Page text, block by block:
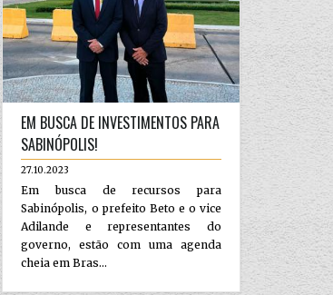
EM BUSCA DE INVESTIMENTOS PARA
SABINÓPOLIS!
27.10.2023
Em busca de recursos para
Sabinópolis, o prefeito Beto e o vice
Adilande e representantes do
governo, estão com uma agenda
cheia em Bras...